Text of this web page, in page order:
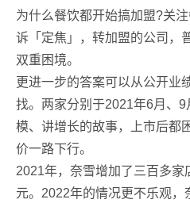
为什么餐饮都开始搞加盟?关
诉「定焦」，转加盟的公司，
双重困境。
更进一步的答案可以从公开业
找。两家分别于2021年6月、
模、讲增长的故事，上市后都
价一路下行。
2021年，奈雪增加了三百多家
元。2022年的情况更不乐观